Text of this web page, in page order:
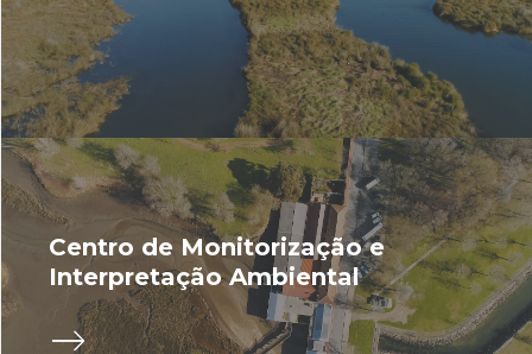
Centro de Monitorização e
Interpretação Ambiental